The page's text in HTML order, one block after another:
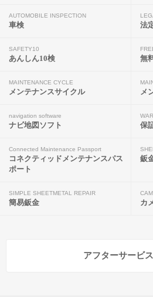
AUTOMOBILE INSPECTION
車検 法
SAFETY10
あんしん10検 無
MAINTENANCE CYCLE
メンテナンスサイクル メ
navigation software
ナビ地図ソフト 保
Connected Maintenance Passport
コネクティッドメンテナンスパス
ポート
鈑
SIMPLE SHEETMETAL REPAIR
簡易鈑金 カ
アフターサービ